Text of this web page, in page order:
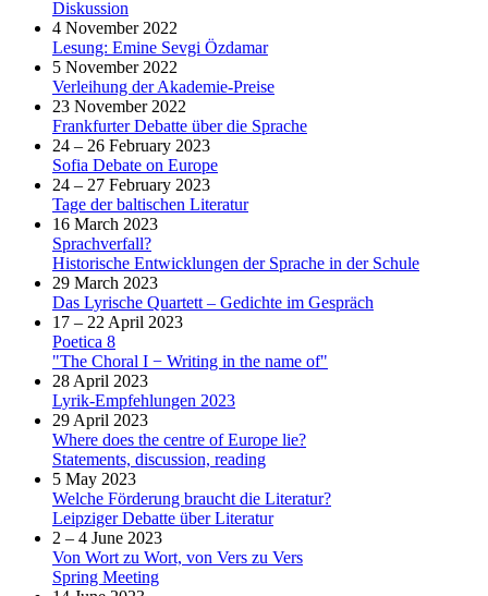
Diskussion
4 November 2022
Lesung: Emine Sevgi Özdamar
5 November 2022
Verleihung der Akademie-Preise
23 November 2022
Frankfurter Debatte über die Sprache
24 – 26 February 2023
Sofia Debate on Europe
24 – 27 February 2023
Tage der baltischen Literatur
16 March 2023
Sprachverfall?
Historische Entwicklungen der Sprache in der Schule
29 March 2023
Das Lyrische Quartett – Gedichte im Gespräch
17 – 22 April 2023
Poetica 8
"The Choral I − Writing in the name of"
28 April 2023
Lyrik-Empfehlungen 2023
29 April 2023
Where does the centre of Europe lie?
Statements, discussion, reading
5 May 2023
Welche Förderung braucht die Literatur?
Leipziger Debatte über Literatur
2 – 4 June 2023
Von Wort zu Wort, von Vers zu Vers
Spring Meeting